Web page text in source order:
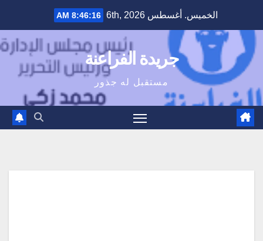
content
الخميس. أغسطس 6th, 2026 8:46:17 AM
جريدة الفراعنة
مستقبل له جذور